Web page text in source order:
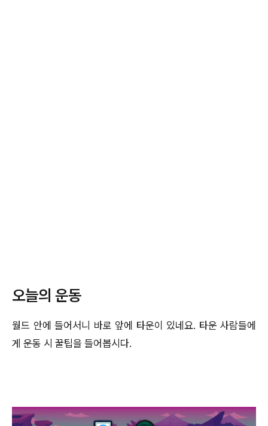
오늘의 운동
월드 안에 들어서니 바로 앞에 타운이 있네요. 타운 사람들에
게 운동 시 꿀팁을 들어봅시다.